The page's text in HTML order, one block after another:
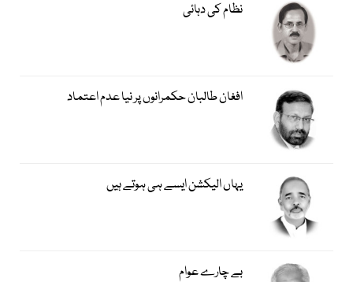
نظام کی دہائی
افغان طالبان حکمرانوں پر نیا عدم اعتماد
یہاں الیکشن ایسے ہی ہوتے ہیں
بے چارے عوام